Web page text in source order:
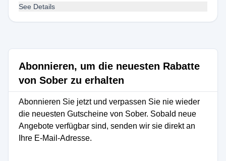
See Details
Abonnieren, um die neuesten Rabatte
von Sober zu erhalten
Abonnieren Sie jetzt und verpassen Sie nie wieder
die neuesten Gutscheine von Sober. Sobald neue
Angebote verfügbar sind, senden wir sie direkt an
Ihre E-Mail-Adresse.